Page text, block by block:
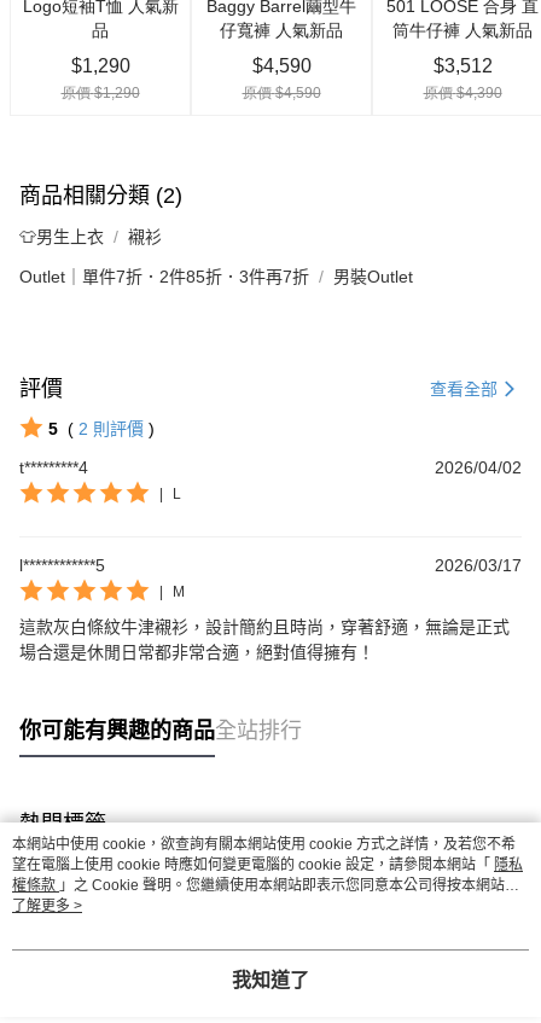
商品相關分類 (2)
👕男生上衣 襯衫
Outlet｜單件7折．2件85折．3件再7折 男裝Outlet
評價 查看全部
5 ( 2 則評價 )
t*********4
2026/04/02
L
l************5 2026/03/17
M
這款灰白條紋牛津襯衫，設計簡約且時尚，穿著舒適，無論是正式
場合還是休閒日常都非常合適，絕對值得擁有！
你可能有興趣的商品全站排行
熱門標籤
本網站中使用 cookie，欲查詢有關本網站使用 cookie 方式之詳情，及若您不希
望在電腦上使用 cookie 時應如何變更電腦的 cookie 設定，請參閱本網站「 隱私
權條款 」之 Cookie 聲明。您繼續使用本網站即表示您同意本公司得按本網站使
用條款之 Cookie 聲明使用 cookie。
了解更多 >
我知道了